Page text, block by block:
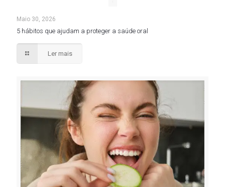
Maio 30, 2026
5 hábitos que ajudam a proteger a saúde oral
Ler mais